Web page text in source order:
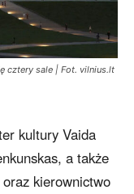
cztery sale | Fot. vilnius.lt
kultury Vaida
a także
kierownictwo